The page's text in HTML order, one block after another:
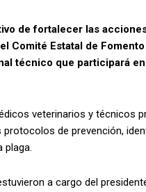
de fortalecer las
Comité Estatal de
técnico que participará
veterinarios y técnicos
de prevención,
plaga.
a cargo del